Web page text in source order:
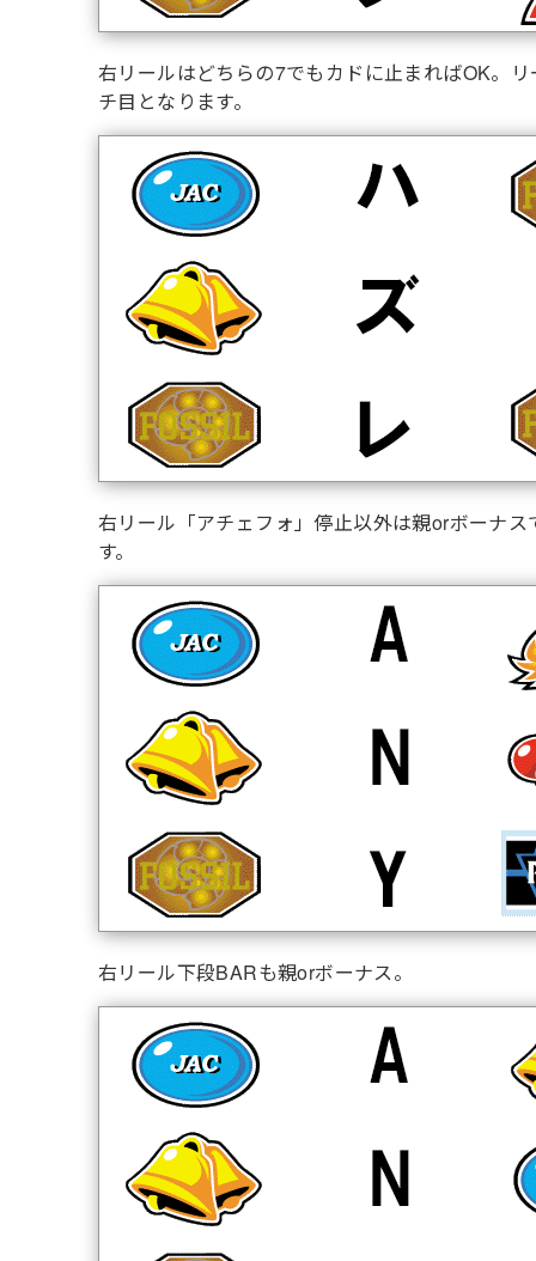
右リールはどちらの7でもカドに止まればOK。リ
チ目となります。
右リール「アチェフォ」停止以外は親orボーナス
す。
右リール下段BARも親orボーナス。